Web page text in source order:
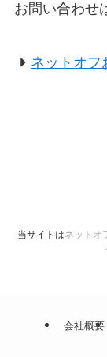
お問い合わせ
ネットオフ
当サイトはネットオ
会社概要